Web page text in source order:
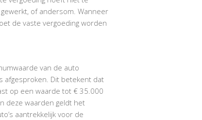
of andersom. Wanneer
de vaste vergoeding worden
van de auto
afgesproken. Dit betekent dat
op een waarde tot € 35.000
deze waarden geldt het
aantrekkelijk voor de